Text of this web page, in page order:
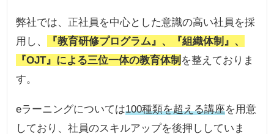
弊社では、正社員を中心とした意識の高い社員を採
用し、
『教育研修プログラム』、『組織体制』、
『OJT』による三位一体の教育体制 を整えておりま
す。
eラーニングについては100種類を超える講座を用意
しており、社員のスキルアップを後押ししていま